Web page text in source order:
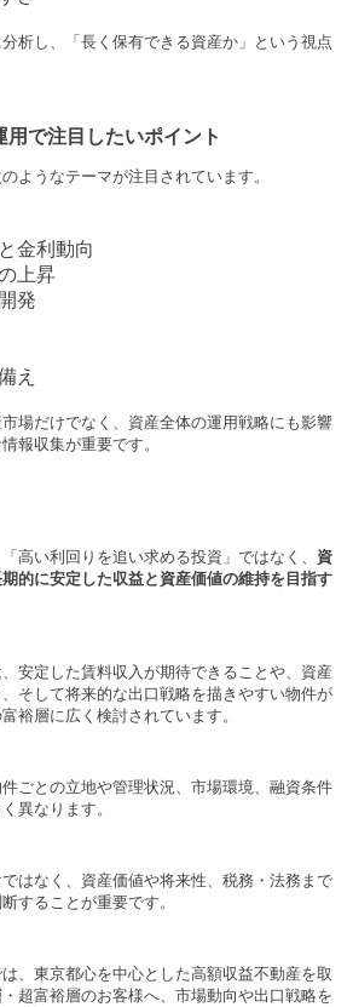
析し、「長く保有できる資産か」という視点
用で注目したいポイント
ようなテーマが注目されています。
金利動向
上昇
発
え
場だけでなく、資産全体の運用戦略にも影響
報収集が重要です。
高い利回りを追い求める投資」ではなく、 資
的に安定した収益と資産価値の維持を目指す
安定した賃料収入が期待できることや、資産
そして将来的な出口戦略を描きやすい物件が
裕層に広く検討されています。
ごとの立地や管理状況、市場環境、融資条件
異なります。
はなく、資産価値や将来性、税務・法務まで
することが重要です。
、東京都心を中心とした高額収益不動産を取
超富裕層のお客様へ、市場動向や出口戦略を